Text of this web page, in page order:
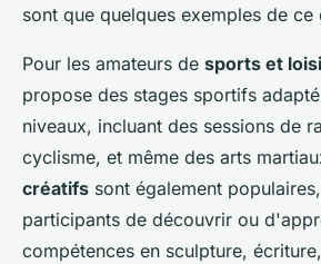
sont que quelques exemples de
Pour les amateurs de sports et
propose des stages sportifs
niveaux, incluant des sessions de
cyclisme, et même des arts
créatifs sont également
participants de découvrir ou
compétences en sculpture,